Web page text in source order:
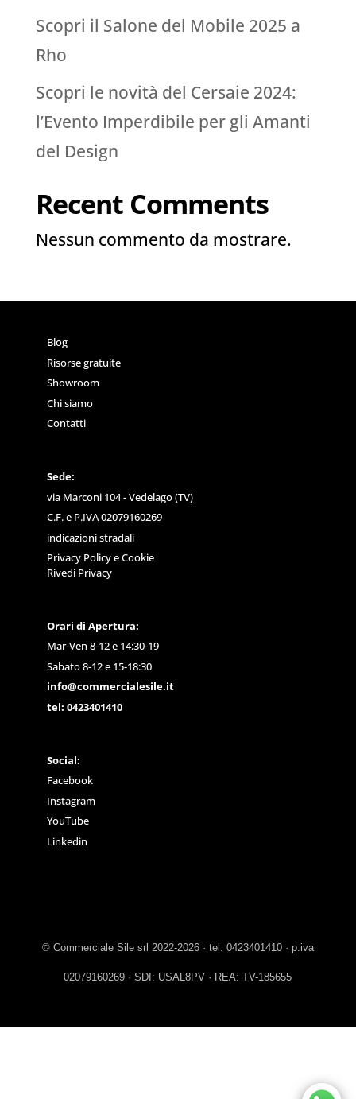
Scopri il Salone del Mobile 2025 a
Rho
Scopri le novità del Cersaie 2024:
l’Evento Imperdibile per gli Amanti
del Design
Recent Comments
Nessun commento da mostrare.
Blog
Risorse gratuite
Showroom
Chi siamo
Contatti
Sede:
via Marconi 104 - Vedelago (TV)
C.F. e P.IVA 02079160269
indicazioni stradali
Privacy PolicyeCookie
Rivedi Privacy
Orari di Apertura:
Mar-Ven 8-12 e 14:30-19
Sabato 8-12 e 15-18:30
info@commercialesile.it
tel: 0423401410
Social:
Facebook
Instagram
YouTube
Linkedin
© Commerciale Sile srl 2022-2026 · tel. 0423401410 · p.iva
02079160269 · SDI: USAL8PV · REA: TV-185655